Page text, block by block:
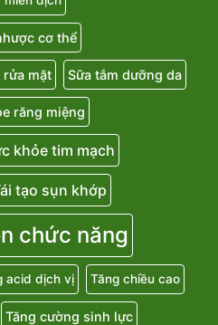
cơ thể
rửa mặt Sữa tắm dưỡng da
răng miệng
khỏe tim mạch
tạo sụn khớp
chức năng
acid dịch vị Tăng chiều cao
Tăng cường sinh lực